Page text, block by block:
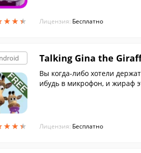
★★★
★★★ Лицензия: Бесплатно
★★★
★★★
Talking Gina the
Вы когда-либо хотели
ибудь в микрофон, и жираф
Лицензия: Бесплатно